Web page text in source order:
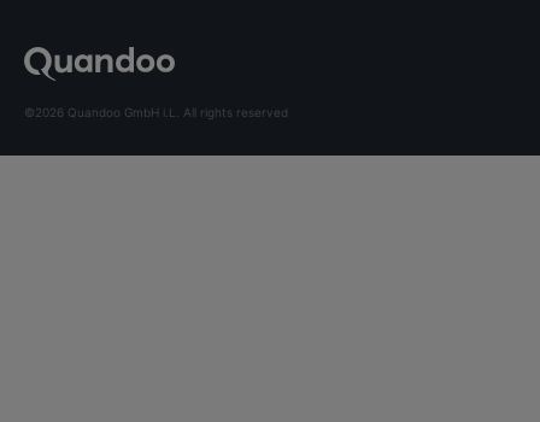
©2026 Quandoo GmbH i.L. All rights reserved